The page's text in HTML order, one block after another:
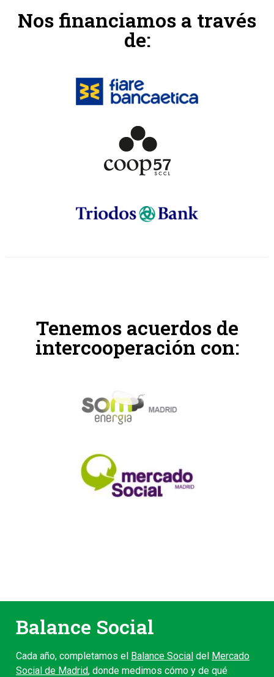
Nos financiamos a través
de:
Tenemos acuerdos de
intercooperación con:
Balance Social
Cada año, completamos el Balance Social del Mercado
Social de Madrid, donde medimos cómo y de qué